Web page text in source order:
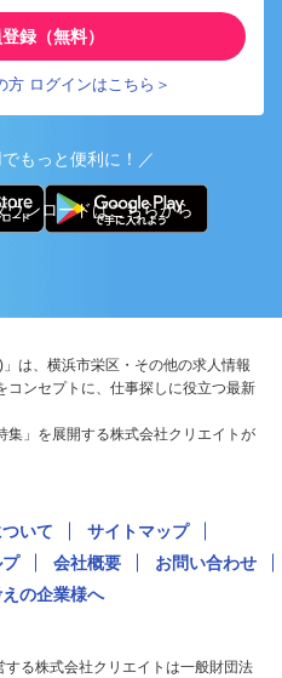
録（無料）
方 ログインはこちら＞
もっと便利に！／
ウンロードはこちらから
は、横浜市栄区・その他の求人情報
コンセプトに、仕事探しに役立つ最新
集」を展開する株式会社クリエイトが
いて
サイトマップ
会社概要
お問い合わせ
の企業様へ
する株式会社クリエイトは一般財団法